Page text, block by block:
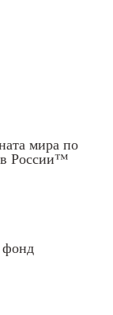
мира по
России™
фонд